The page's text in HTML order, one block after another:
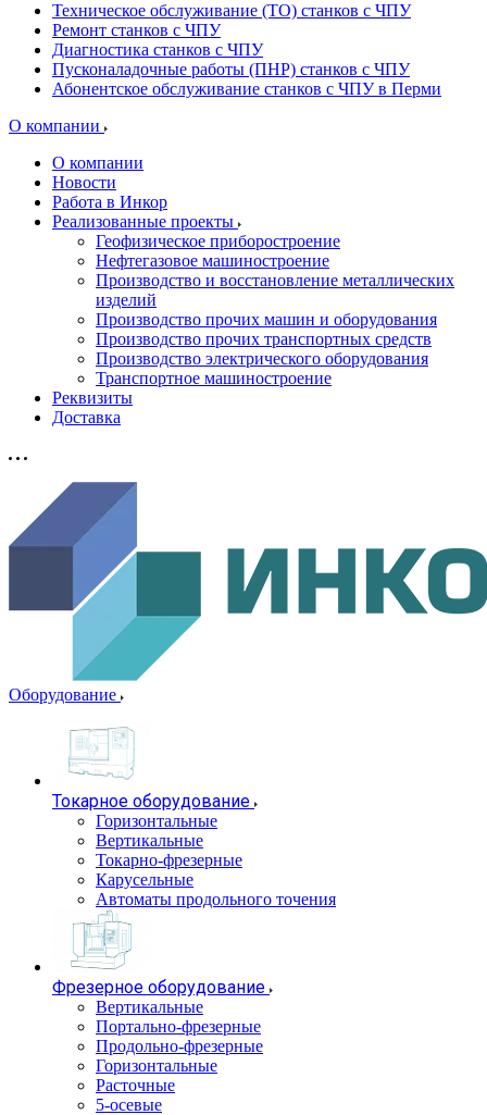
Техническое обслуживание (ТО) станков с ЧПУ
Ремонт станков с ЧПУ
Диагностика станков с ЧПУ
Пусконаладочные работы (ПНР) станков с ЧПУ
Абонентское обслуживание станков с ЧПУ в Перми
О компании
О компании
Новости
Работа в Инкор
Реализованные проекты
Геофизическое приборостроение
Нефтегазовое машиностроение
Производство и восстановление металлических
изделий
Производство прочих машин и оборудования
Производство прочих транспортных средств
Производство электрического оборудования
Транспортное машиностроение
Реквизиты
Доставка
Оборудование
Токарное оборудование
Горизонтальные
Вертикальные
Токарно-фрезерные
Карусельные
Автоматы продольного точения
Фрезерное оборудование
Вертикальные
Портально-фрезерные
Продольно-фрезерные
Горизонтальные
Расточные
5-осевые